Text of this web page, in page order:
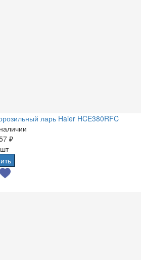
ларь Haier HCE380RFC
₽